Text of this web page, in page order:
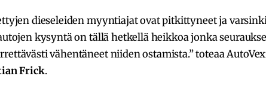
dieseleiden myyntiajat ovat pitkittyneet ja
kysyntä on tällä hetkellä heikkoa jonka
vähentäneet niiden ostamista.” toteaa
Frick.